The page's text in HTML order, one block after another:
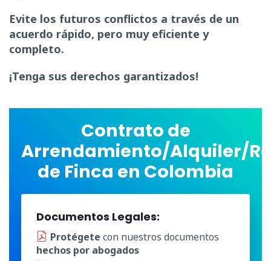
Evite los futuros conflictos a través de un
acuerdo rápido, pero muy eficiente y
completo.
¡Tenga sus derechos garantizados!
Contrato de
Arrendamiento/Alquiler/
de Finca en Colombia
Documentos Legales:
Protégete con nuestros documentos
hechos por abogados